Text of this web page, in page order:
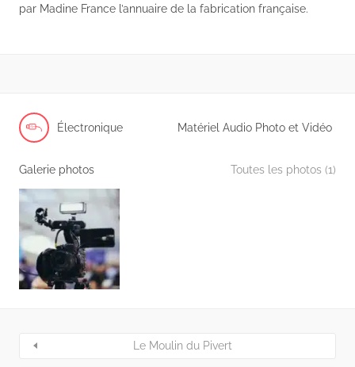
par Madine France l’annuaire de la fabrication française.
Électronique Matériel Audio Photo et Vidéo
Galerie photos Toutes les photos (1)
Le Moulin du Pivert